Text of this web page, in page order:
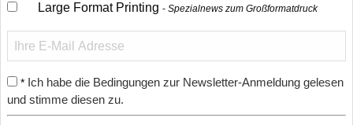
Large Format Printing Spezialnews zum Großformatdruck
* Ich habe die Bedingungen zur Newsletter-Anmeldung gelesen
und stimme diesen zu.